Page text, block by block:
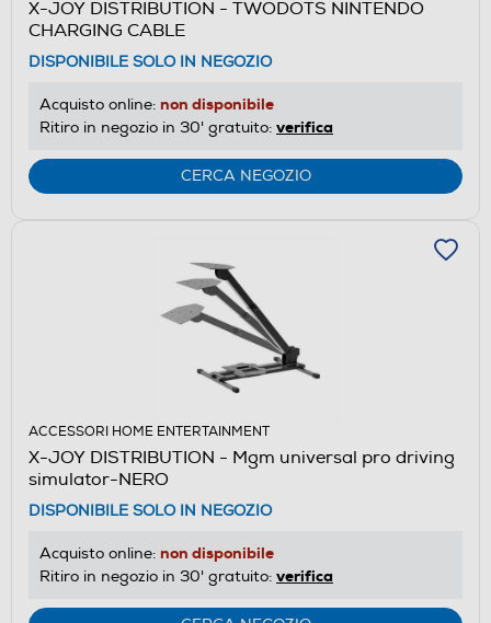
X-JOY DISTRIBUTION - TWODOTS NINTENDO
CHARGING CABLE
DISPONIBILE SOLO IN NEGOZIO
Acquisto online: non disponibile
Ritiro in negozio in 30' gratuito: verifica
CERCA NEGOZIO
ACCESSORI HOME ENTERTAINMENT
X-JOY DISTRIBUTION - Mgm universal pro driving
simulator-NERO
DISPONIBILE SOLO IN NEGOZIO
Acquisto online: non disponibile
Ritiro in negozio in 30' gratuito: verifica